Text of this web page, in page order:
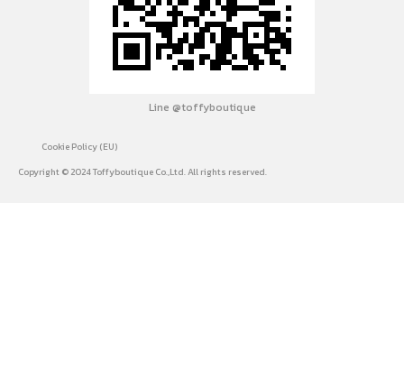
Line @toffyboutique
Cookie Policy (EU)
Copyright © 2024 Toffyboutique Co.,Ltd. All rights reserved.